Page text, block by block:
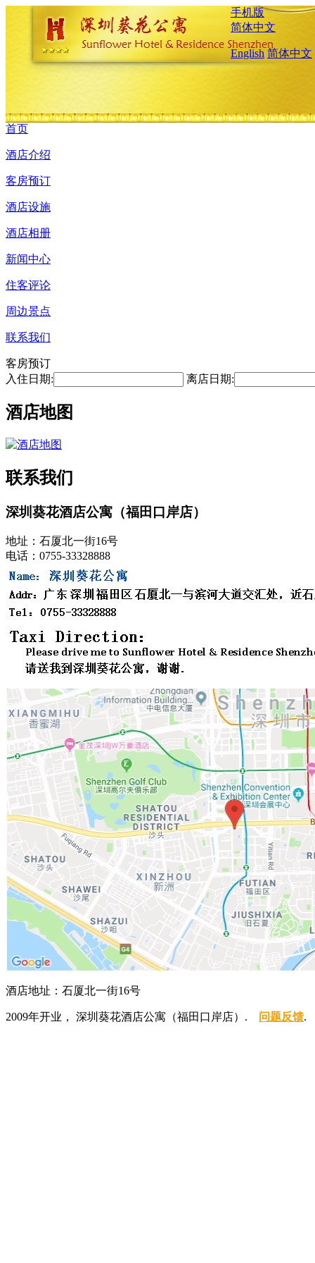
手机版
简体中文
English 简体中文
首页
酒店介绍
客房预订
酒店设施
酒店相册
新闻中心
住客评论
周边景点
联系我们
客房预订
入住日期:
离店日期:
酒店地图
联系我们
深圳葵花酒店公寓（福田口岸店）
地址：石厦北一街16号
电话：0755-33328888
酒店地址：石厦北一街16号
2009年开业， 深圳葵花酒店公寓（福田口岸店）. 问题反馈.